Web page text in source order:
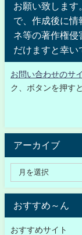
お願い致します
で、作成後に情
ネ等の著作権侵
だけますと幸い
お問い合わせのサ
ク、ボタンを押す
アーカイブ
おすすめ～ん
おすすめサイト